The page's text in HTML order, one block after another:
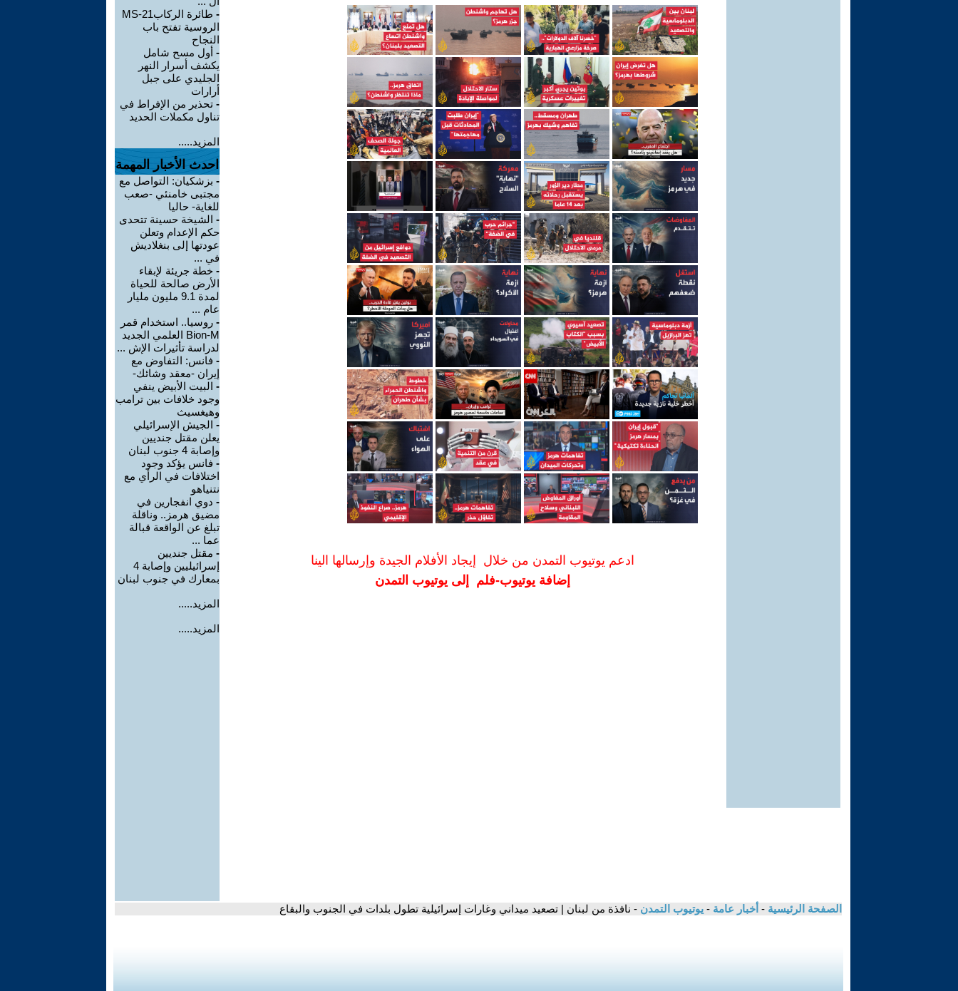
ادعم يوتيوب التمدن من خلال إيجاد الأفلام الجيدة وإرسالها الينا
إضافة يوتيوب-فلم إلى يوتيوب التمدن
-
طائرة الركابMS-21
الروسية تفتح باب
النجاح
- أول مسح شامل
يكشف أسرار النهر
الجليدي على جبل
أرارات
- تحذير من الإفراط في
تناول مكملات الحديد
المزيد.....
احدث الأخبار المهمة
- بزشكيان: التواصل مع
مجتبى خامنئي -صعب
للغاية- حاليا
- الشيخة حسينة تتحدى
حكم الإعدام وتعلن
عودتها إلى بنغلاديش
في ...
- خطة جريئة لإبقاء
الأرض صالحة للحياة
لمدة 9.1 مليون مليار
عام ...
- روسيا.. استخدام قمر
Bion-M العلمي الجديد
لدراسة تأثيرات الإش ...
- فانس: التفاوض مع
إيران -معقد وشائك-
- البيت الأبيض ينفي
وجود خلافات بين ترامب
وهيغسيث
- الجيش الإسرائيلي
يعلن مقتل جنديين
وإصابة 4 جنوب لبنان
- فانس يؤكد وجود
اختلافات في الرأي مع
نتنياهو
- دوي انفجارين في
مضيق هرمز.. وناقلة
تبلغ عن الواقعة قبالة
عما ...
- مقتل جنديين
إسرائيليين وإصابة 4
بمعارك في جنوب لبنان
المزيد.....
المزيد.....
الصفحة الرئيسية - أخبار عامة - يوتيوب التمدن - نافذة من لبنان | تصعيد ميداني وغارات إسرائيلية تطول بلدات في الجنوب والبقاع